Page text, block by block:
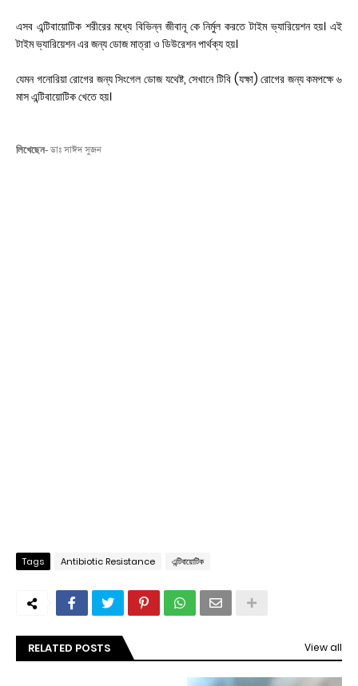
এসব এন্টিবায়োটিক শরীরের মধ্যে বিভিন্ন জীবানূ কে নির্মুল করতে টাইম ভ্যারিয়েশন হয়। এই
টাইম ভ্যারিয়েশন এর জন্য ডোজ মাত্রা ও ডিউরেশন পার্থক্য হয়।
যেমন গনোরিয়া রোগের জন্য সিংগেল ডোজ যথেষ্ট, সেখানে টিবি (যক্ষা) রোগের জন্য কমপক্ষে ৬
মাস এন্টিবায়োটিক খেতে হয়।
লিখেছেন- ডাঃ সাঈদ সুজন
Tags Antibiotic Resistance এন্টিবায়োটিক
RELATED POSTS View all